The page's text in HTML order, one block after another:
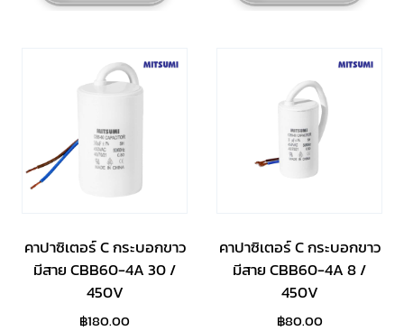
คาปาซิเตอร์ C กระบอกขาว
มีสาย CBB60-4A 30 /
450V
฿180.00
คาปาซิเตอร์ C กระบอกขาว
มีสาย CBB60-4A 8 /
450V
฿80.00